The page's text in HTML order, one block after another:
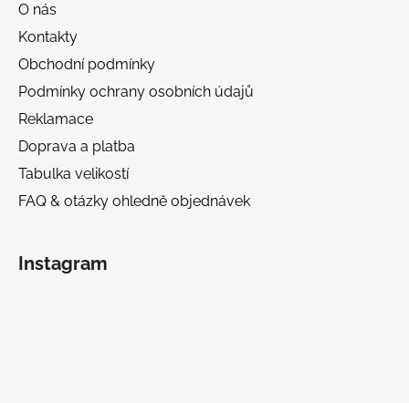
O nás
Kontakty
Obchodní podmínky
Podmínky ochrany osobních údajů
Reklamace
Doprava a platba
Tabulka velikostí
FAQ & otázky ohledně objednávek
Instagram